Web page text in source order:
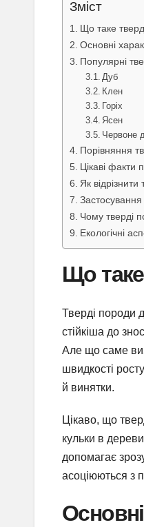
Зміст
Що таке
Основні
Популярні
Дуб
Клен
Горіх
Ясен
Червоне
Порівняння
Цікаві факти
Як
Чому тверді
Екологічні
Що
Тверді породи
стійкіша до
Але що саме
швидкості
й винятки.
Цікаво, що
кульки в
допомагає
асоціюються з